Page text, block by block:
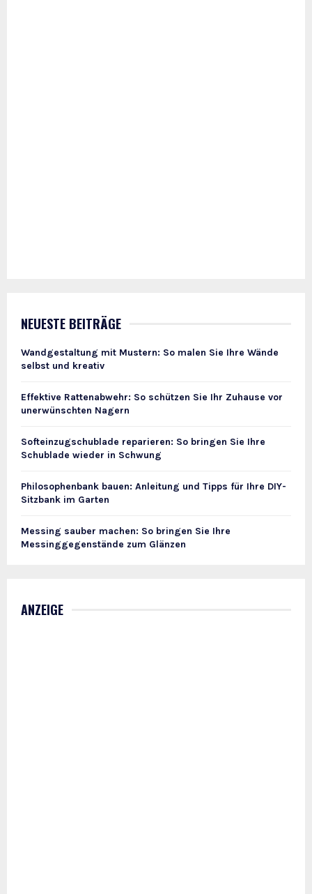
NEUESTE BEITRÄGE
Wandgestaltung mit Mustern: So malen Sie Ihre Wände
selbst und kreativ
Effektive Rattenabwehr: So schützen Sie Ihr Zuhause vor
unerwünschten Nagern
Softeinzugschublade reparieren: So bringen Sie Ihre
Schublade wieder in Schwung
Philosophenbank bauen: Anleitung und Tipps für Ihre DIY-
Sitzbank im Garten
Messing sauber machen: So bringen Sie Ihre
Messinggegenstände zum Glänzen
ANZEIGE